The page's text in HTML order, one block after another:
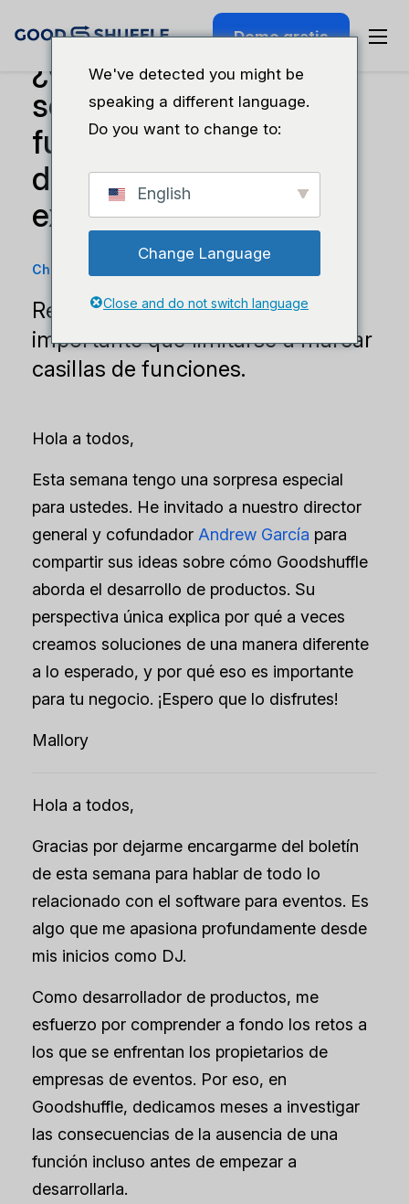
Demo gratis
¿Qué pasa con tus
solicitudes de nuevas
funciones? Nuestro
director general lo
explica
Charla tecnológica
Resolver problemas es más
importante que limitarse a marcar
casillas de funciones.
Hola a todos,
Esta semana tengo una sorpresa especial
para ustedes. He invitado a nuestro director
general y cofundador Andrew García para
compartir sus ideas sobre cómo Goodshuffle
aborda el desarrollo de productos. Su
perspectiva única explica por qué a veces
creamos soluciones de una manera diferente
a lo esperado, y por qué eso es importante
para tu negocio. ¡Espero que lo disfrutes!
Mallory
Hola a todos,
Gracias por dejarme encargarme del boletín
de esta semana para hablar de todo lo
relacionado con el software para eventos. Es
algo que me apasiona profundamente desde
mis inicios como DJ.
Como desarrollador de productos, me
esfuerzo por comprender a fondo los retos a
los que se enfrentan los propietarios de
empresas de eventos. Por eso, en
Goodshuffle, dedicamos meses a investigar
las consecuencias de la ausencia de una
función incluso antes de empezar a
desarrollarla.
We've detected you might be
speaking a different language.
Do you want to change to:
English
Change Language
Close and do not switch language